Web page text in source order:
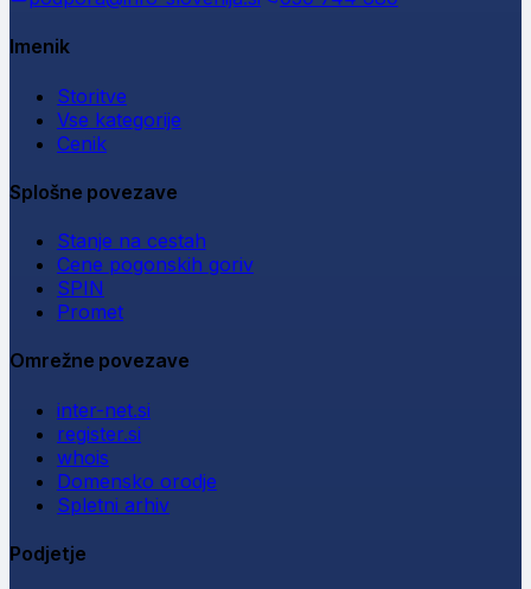
Imenik
Storitve
Vse kategorije
Cenik
Splošne povezave
Stanje na cestah
Cene pogonskih goriv
SPIN
Promet
Omrežne povezave
inter-net.si
register.si
whois
Domensko orodje
Spletni arhiv
Podjetje